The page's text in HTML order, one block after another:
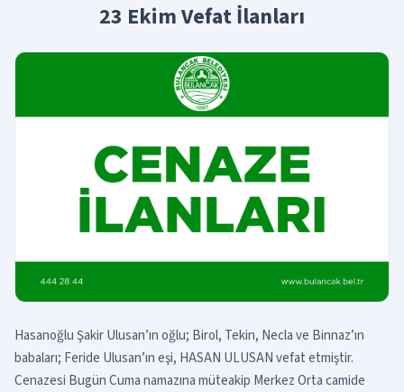
23 Ekim Vefat İlanları
Hasanoğlu Şakir Ulusan’ın oğlu; Birol, Tekin, Necla ve Binnaz’ın
babaları; Feride Ulusan’ın eşi, HASAN ULUSAN vefat etmiştir.
Cenazesi Bugün Cuma namazına müteakip Merkez Orta camide